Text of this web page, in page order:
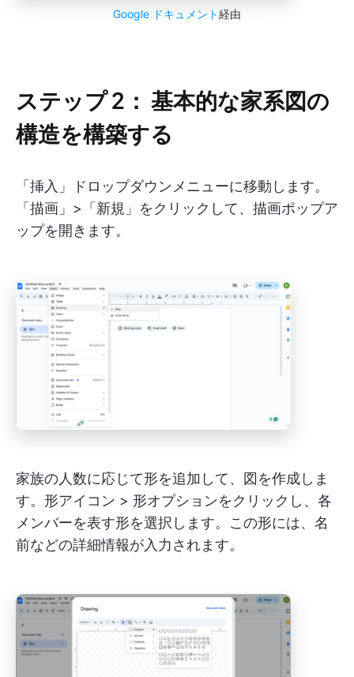
Google ドキュメント経由
ステップ 2： 基本的な家系図の
構造を構築する
「挿入」ドロップダウンメニューに移動します。
「描画」>「新規」をクリックして、描画ポップア
ップを開きます。
家族の人数に応じて形を追加して、図を作成しま
す。形アイコン > 形オプションをクリックし、各
メンバーを表す形を選択します。この形には、名
前などの詳細情報が入力されます。